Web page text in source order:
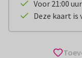
Voor 21:00
Deze kaart